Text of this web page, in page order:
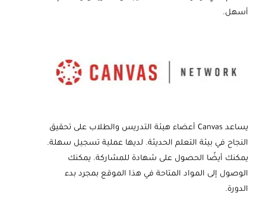
أسهل.
يساعد Canvas أعضاء هيئة التدريس والطلاب على تحقيق
النجاح في بيئة التعلم الحديثة. لديها عملية تسجيل سهلة.
يمكنك أيضًا الحصول على شهادة للمشاركة. يمكنك
الوصول إلى المواد المتاحة في هذا الموقع بمجرد بدء
الدورة.